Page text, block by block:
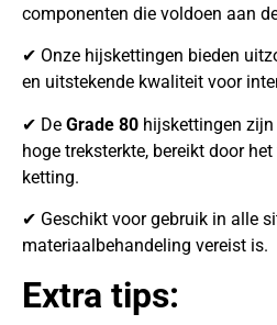
componenten die voldoen aan
✔ Onze hijskettingen bieden
en uitstekende kwaliteit voor
✔ De Grade 80 hijskettingen
hoge treksterkte, bereikt door
ketting.
✔ Geschikt voor gebruik in alle
materiaalbehandeling vereist is.
Extra tips: